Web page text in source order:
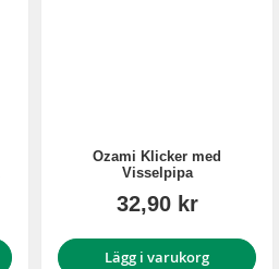
Ozami Klicker med
Visselpipa
32,90 kr
Lägg i varukorg